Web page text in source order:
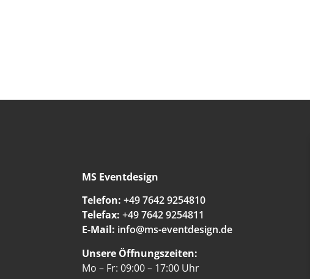
MS Eventdesign
Telefon: +49 7642 9254810
Telefax: +49 7642 9254811
E-Mail: info@ms-eventdesign.de
Unsere Öffnungszeiten:
Mo – Fr: 09:00 – 17:00 Uhr